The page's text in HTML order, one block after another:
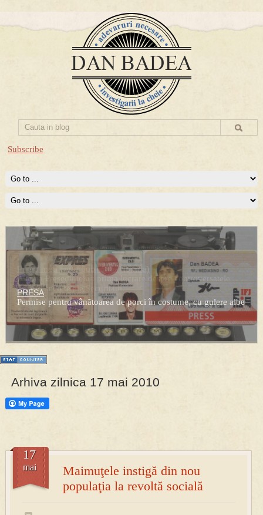
Subscribe
PRESA
Permise pentru vânătoarea de porci în costume, cu gulere albe
Prima mea carte publicata (Nemira)
Averea Presedintelui: prima lucrare despre controversatele
conturi secrete ale Securitatii.
Arhiva zilnica 17 mai 2010
Maimuţele instigă din nou
populaţia la revoltă socială
17
mai